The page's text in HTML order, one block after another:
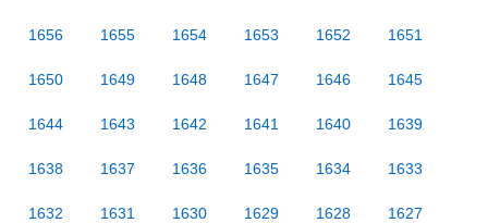
1656 1655 1654 1653 1652 1651
1650 1649 1648 1647 1646 1645
1644 1643 1642 1641 1640 1639
1638 1637 1636 1635 1634 1633
1632 1631 1630 1629 1628 1627